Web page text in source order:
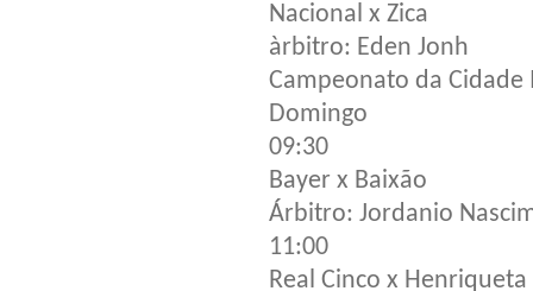
Nacional x Zica
àrbitro: Eden Jonh
Campeonato da
Domingo
09:30
Bayer x Baixão
Árbitro: Jordanio
11:00
Real Cinco x Henriqueta